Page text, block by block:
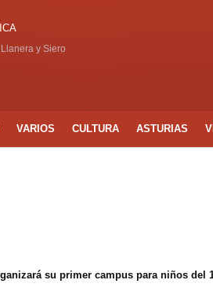
y Siero
VARIOS CULTURA ASTURIAS
su primer campus para niños del